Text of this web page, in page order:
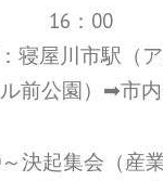
16：00
寝屋川市駅（
前公園）➡市
決起集会（産